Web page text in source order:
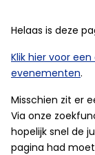
Helaas is deze
Klik hier voor
evenementen.
Misschien zit er
Via onze
hopelijk snel de
pagina had